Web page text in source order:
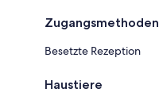
Zugangsmethoden
Besetzte Rezeption
Haustiere